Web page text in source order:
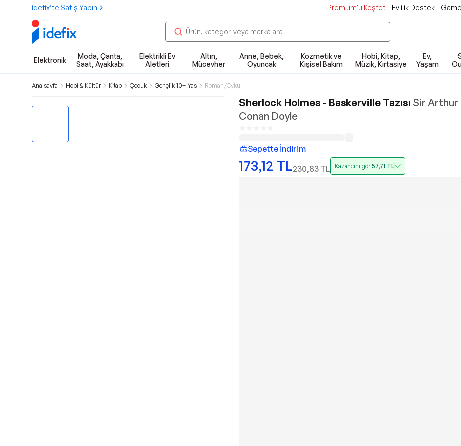
idefix’te Satış Yapın Premium'u Keşfet Evlilik Destek
Elektronik
Moda, Çanta,
Saat, Ayakkabı
Elektrikli Ev
Aletleri
Altın,
Mücevher
Anne, Bebek,
Oyuncak
Kozmetik ve
Kişisel Bakım
Hobi, Kitap,
Müzik, Kırtasiye
Ev,
Yaşam
Ana sayfa Hobi & Kültür Kitap Çocuk Gençlik 10+ Yaş Roman/Öykü
Sherlock Holmes - Baskerville Tazısı Sir Arthur
Conan Doyle
Sepette İndirim
173,12 TL230,83 TL Kazancını gör57,71 TL